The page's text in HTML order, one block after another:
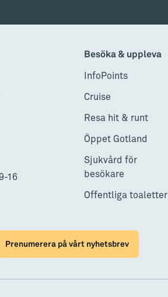
16
Besöka & uppleva
InfoPoints
Cruise
Resa hit & runt
Öppet Gotland
Sjukvård för
besökare
Offentliga toaletter
Prenumerera på vårt nyhetsbrev